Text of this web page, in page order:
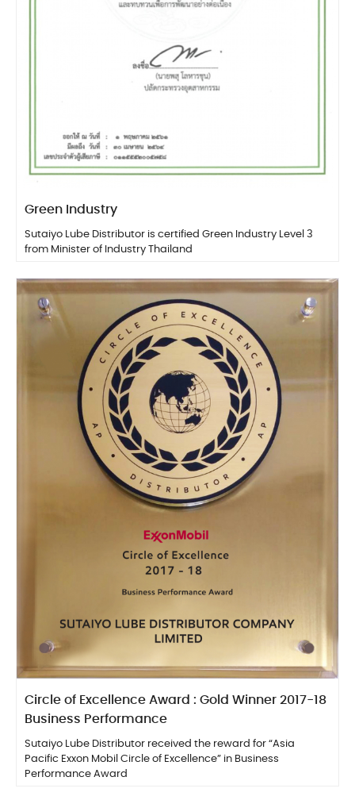
Green Industry
Sutaiyo Lube Distributor is certified Green Industry Level 3
from Minister of Industry Thailand
Circle of Excellence Award : Gold Winner 2017-18
Business Performance
Sutaiyo Lube Distributor received the reward for “Asia
Pacific Exxon Mobil Circle of Excellence” in Business
Performance Award